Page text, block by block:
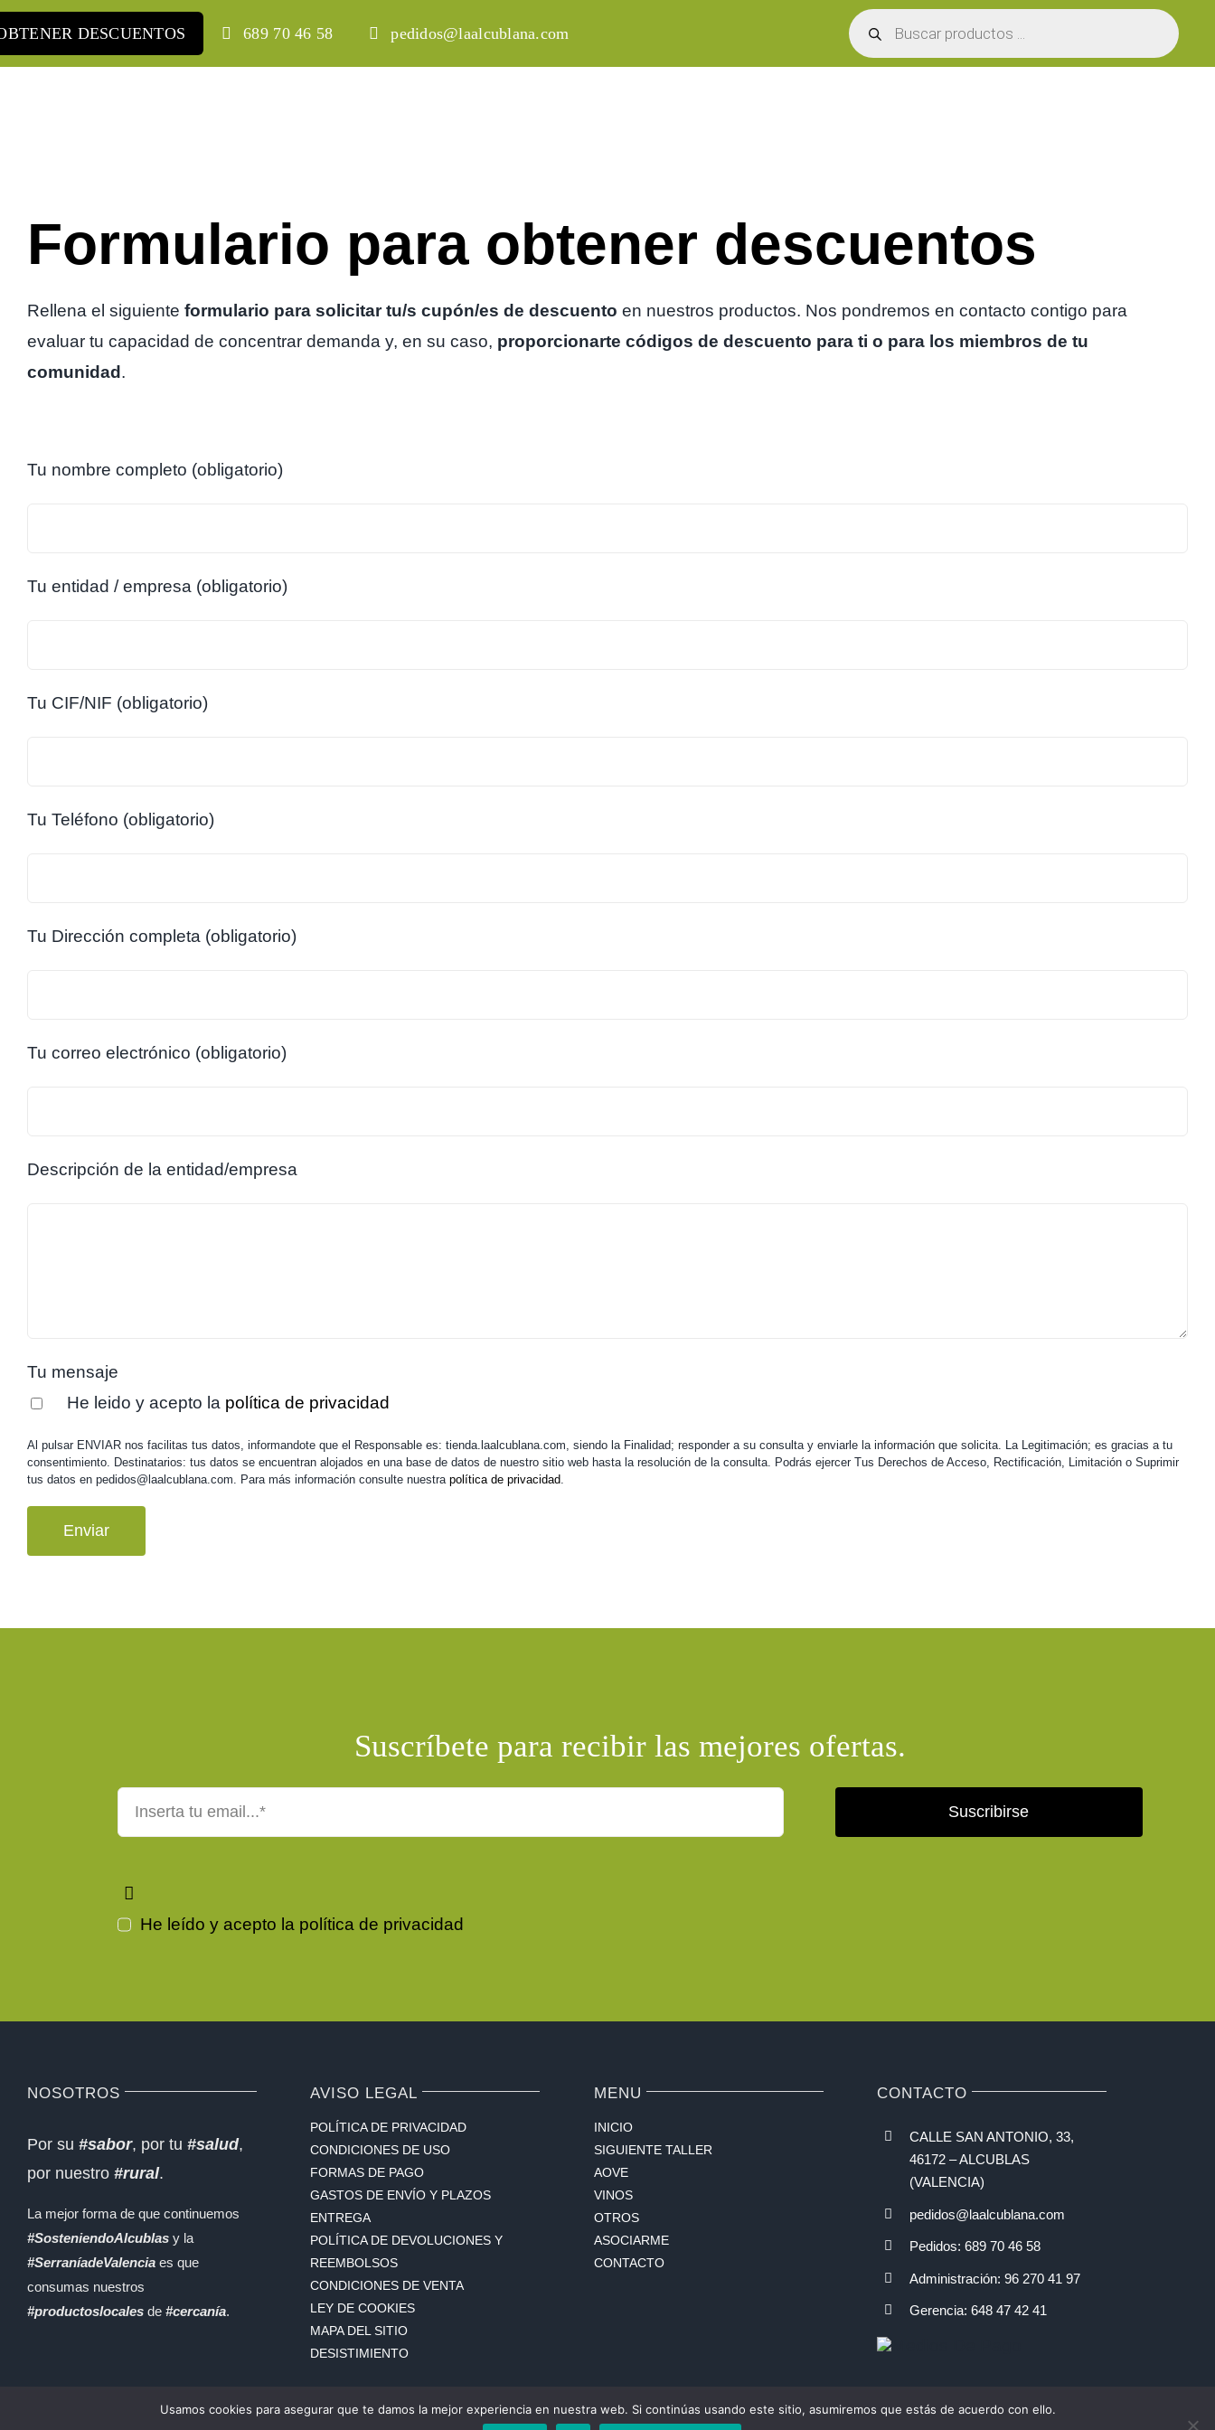
Saltar
al
DESCUENTOS 689 70 46 58 pedidos@laalcublana.com
Búsqueda
de
productos
Formulario para obtener descuentos
Rellena el siguiente formulario para solicitar tu/s cupón/es de descuento en nuestros productos. Nos pondremos en contacto contigo para
evaluar tu capacidad de concentrar demanda y, en su caso, proporcionarte códigos de descuento para ti o para los miembros de tu
comunidad .
Tu nombre completo (obligatorio)
Tu entidad / empresa (obligatorio)
Tu CIF/NIF (obligatorio)
Tu Teléfono (obligatorio)
Tu Dirección completa (obligatorio)
Tu correo electrónico (obligatorio)
Descripción de la entidad/empresa
Tu mensaje
He leido y acepto la política de privacidad
Al pulsar ENVIAR nos facilitas tus datos, informandote que el Responsable es: tienda.laalcublana.com, siendo la Finalidad; responder a su consulta y enviarle la información que solicita. La Legitimación; es gracias a tu
consentimiento. Destinatarios: tus datos se encuentran alojados en una base de datos de nuestro sitio web hasta la resolución de la consulta. Podrás ejercer Tus Derechos de Acceso, Rectificación, Limitación o Suprimir
tus datos en pedidos@laalcublana.com. Para más información consulte nuestra política de privacidad.
Suscríbete para recibir las mejores ofertas.
Suscribirse
He leído y acepto la política de privacidad
NOSOTROS
Por su #sabor, por tu #salud,
por nuestro #rural.
La mejor forma de que continuemos
#SosteniendoAlcublasy la
#SerraníadeValenciaes que
consumas nuestros
#productoslocalesde #cercanía.
AVISO LEGAL
POLÍTICA DE PRIVACIDAD
CONDICIONES DE USO
FORMAS DE PAGO
GASTOS DE ENVÍO Y PLAZOS
ENTREGA
POLÍTICA DE DEVOLUCIONES Y
REEMBOLSOS
CONDICIONES DE VENTA
LEY DE COOKIES
MAPA DEL SITIO
DESISTIMIENTO
MENU
INICIO
SIGUIENTE TALLER
AOVE
VINOS
OTROS
ASOCIARME
CONTACTO
CONTACTO
CALLE SAN ANTONIO, 33,
46172 – ALCUBLAS
(VALENCIA)
pedidos@laalcublana.com
Pedidos: 689 70 46 58
Administración: 96 270 41 97
Gerencia: 648 47 42 41
Usamos cookies para asegurar que te damos la mejor experiencia en nuestra web. Si continúas usando este sitio, asumiremos que estás de acuerdo con ello.